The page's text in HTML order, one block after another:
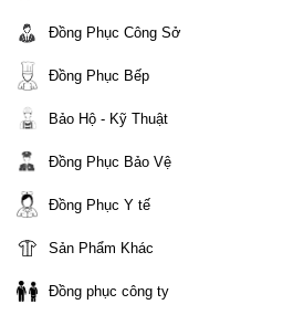
Đồng Phục Công Sở
Đồng Phục Bếp
Bảo Hộ - Kỹ Thuật
Đồng Phục Bảo Vệ
Đồng Phục Y tế
Sản Phẩm Khác
Đồng phục công ty